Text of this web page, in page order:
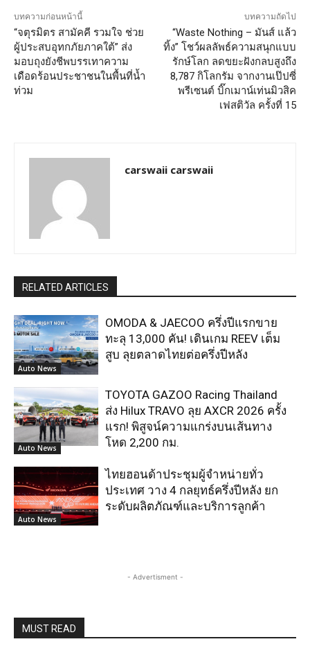
บทความก่อนหน้านี้
“จตุรมิตร สามัคคี รวมใจ ช่วย
ผู้ประสบอุทกภัยภาคใต้” ส่ง
มอบถุงยังชีพบรรเทาความ
เดือดร้อนประชาชนในพื้นที่น้ำ
ท่วม
บทความถัดไป
“Waste Nothing – มันส์ แล้ว
ทิ้ง” โชว์ผลลัพธ์ความสนุกแบบ
รักษ์โลก ลดขยะฝังกลบสูงถึง
8,787 กิโลกรัม จากงานเป๊ปซี่
พรีเซนต์ บิ๊กเมาน์เท่นมิวสิค
เฟสติวัล ครั้งที่ 15
carswaii carswaii
RELATED ARTICLES
Auto News
OMODA & JAECOO ครึ่งปีแรกขาย
ทะลุ 13,000 คัน! เดินเกม REEV เต็ม
สูบ ลุยตลาดไทยต่อครึ่งปีหลัง
Auto News
TOYOTA GAZOO Racing Thailand
ส่ง Hilux TRAVO ลุย AXCR 2026 ครั้ง
แรก! พิสูจน์ความแกร่งบนเส้นทาง
โหด 2,200 กม.
Auto News
ไทยฮอนด้าประชุมผู้จำหน่ายทั่ว
ประเทศ วาง 4 กลยุทธ์ครึ่งปีหลัง ยก
ระดับผลิตภัณฑ์และบริการลูกค้า
- Advertisment -
MUST READ